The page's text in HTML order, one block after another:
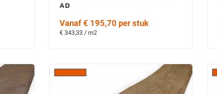
AD
Vanaf € 195,70 per stuk
€ 343,33 / m2